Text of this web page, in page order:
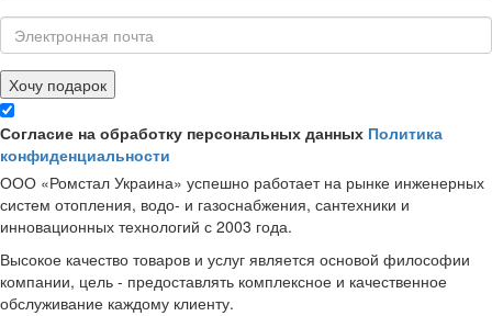
Хочу подарок
Согласие на обработку персональных данных Политика
конфиденциальности
ООО «Ромстал Украина» успешно работает на рынке инженерных
систем отопления, водо- и газоснабжения, сантехники и
инновационных технологий с 2003 года.
Высокое качество товаров и услуг является основой философии
компании, цель - предоставлять комплексное и качественное
обслуживание каждому клиенту.